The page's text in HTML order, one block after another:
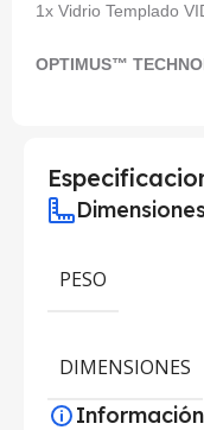
1x Vidrio Templado
OPTIMUS™
PESO
DIMENSIONES